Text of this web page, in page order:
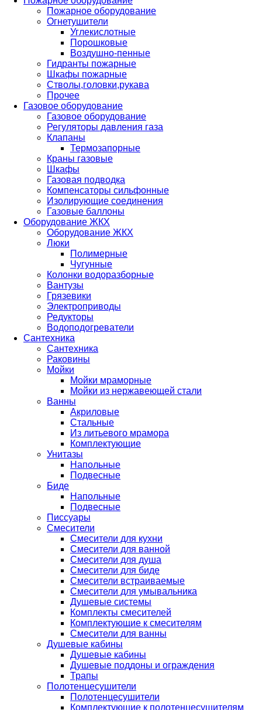
Пожарное оборудование
Огнетушители
Углекислотные
Порошковые
Воздушно-пенные
Гидранты пожарные
Шкафы пожарные
Стволы,головки,рукава
Прочее
Газовое оборудование
Газовое оборудование
Регуляторы давления газа
Клапаны
Термозапорные
Краны газовые
Шкафы
Газовая подводка
Компенсаторы сильфонные
Изолирующие соединения
Газовые баллоны
Оборудование ЖКХ
Оборудование ЖКХ
Люки
Полимерные
Чугунные
Колонки водоразборные
Вантузы
Грязевики
Электроприводы
Редукторы
Водоподогреватели
Сантехника
Сантехника
Раковины
Мойки
Мойки мраморные
Мойки из нержавеющей стали
Ванны
Акриловые
Стальные
Из литьевого мрамора
Комплектующие
Унитазы
Напольные
Подвесные
Биде
Напольные
Подвесные
Писсуары
Смесители
Смесители для кухни
Смесители для ванной
Смесители для душа
Смесители для биде
Смесители встраиваемые
Смесители для умывальника
Душевые системы
Комплекты смесителей
Комплектующие к смесителям
Смесители для ванны
Душевые кабины
Душевые кабины
Душевые поддоны и ограждения
Трапы
Полотенцесушители
Полотенцесушители
Комплектующие к полотенцесушителям